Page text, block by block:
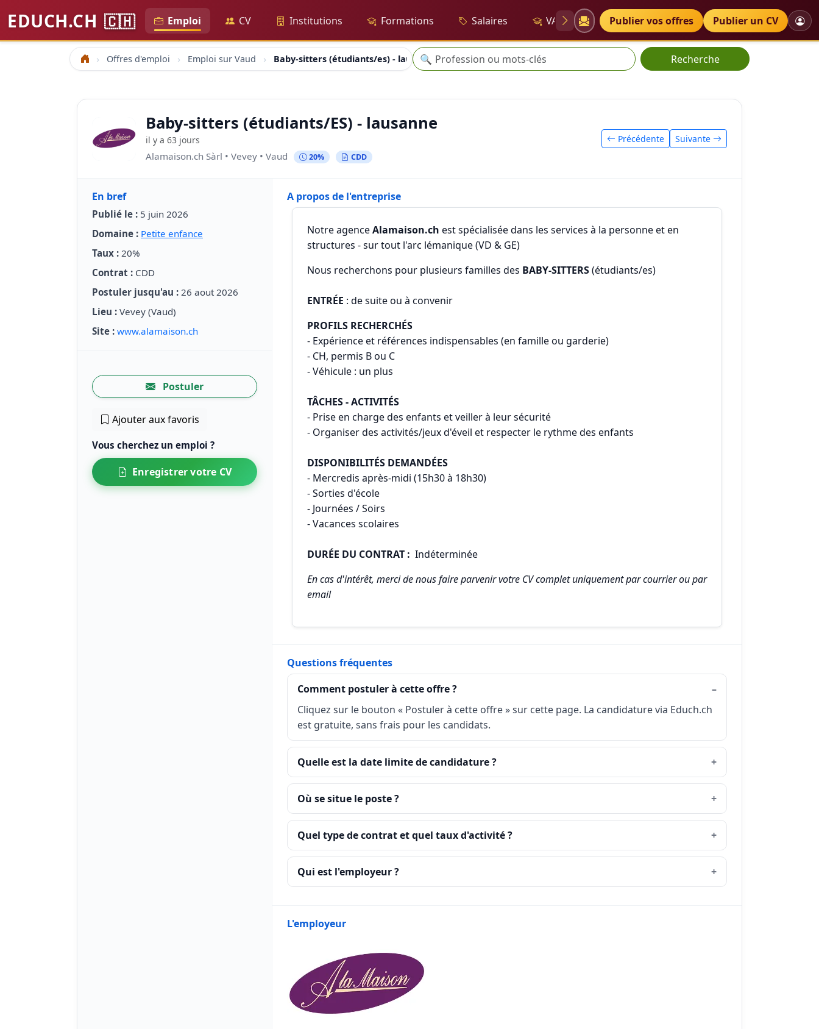
EDUCH.CH 🇨🇭 Emploi CV Institutions Formations Salaires VAE Diplômes Petites annonces
Publier vos offres Publier un CV
Accueil Offres d'emploi Emploi sur Vaud Baby-sitters (étudiants/es) - lausanne
Recherche
🔍 Recherche
Baby-sitters (étudiants/ES) - lausanne
il y a 63 jours
Alamaison.ch Sàrl • Vevey • Vaud 20% CDD
Précédente Suivante
En bref
Publié le : 5 juin 2026
Domaine : Petite enfance
Taux : 20%
Contrat : CDD
Postuler jusqu'au : 26 aout 2026
Lieu : Vevey (Vaud)
Site : www.alamaison.ch
Postuler
Ajouter aux favoris
Vous cherchez un emploi ?
Enregistrer votre CV
A propos de l'entreprise
Notre agenceAlamaison.ch est spécialisée dans les services à la personne et en
structures - sur tout l'arc lémanique (VD & GE)
Nous recherchons pour plusieurs familles des BABY-SITTERS(étudiants/es)
ENTRÉE : de suite ou à convenir
PROFILS RECHERCHÉS
- Expérience et références indispensables (en famille ou garderie)
- CH, permis B ou C
- Véhicule : un plus
TÂCHES - ACTIVITÉS
- Prise en charge des enfants et veiller à leur sécurité
- Organiser des activités/jeux d'éveil et respecter le rythme des enfants
DISPONIBILITÉS DEMANDÉES
- Mercredis après-midi (15h30 à 18h30)
- Sorties d'école
- Journées / Soirs
- Vacances scolaires
DURÉE DU CONTRAT : Indéterminée
En cas d'intérêt, merci de nous faire parvenir votre CV complet uniquement par courrier ou par
email
Questions fréquentes
Comment postuler à cette offre ?
Cliquez sur le bouton « Postuler à cette offre » sur cette page. La candidature via Educh.ch
est gratuite, sans frais pour les candidats.
Quelle est la date limite de candidature ?
Où se situe le poste ?
Quel type de contrat et quel taux d'activité ?
Qui est l'employeur ?
L'employeur